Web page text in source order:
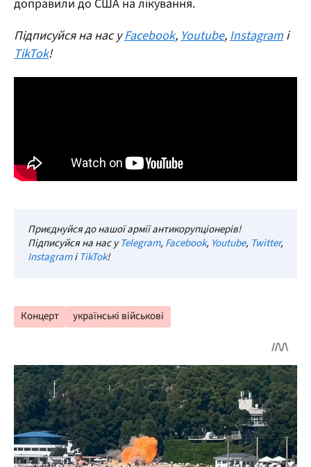
доправили до США на лікування.
Підписуйся на нас уFacebook,Youtube,Instagram і
TikTok!
Приєднуйся до нашої армії антикорупціонерів!
Підписуйся на нас уTelegram, Facebook, Youtube, Twitter,
InstagramіTikTok!
Концерт українські військові